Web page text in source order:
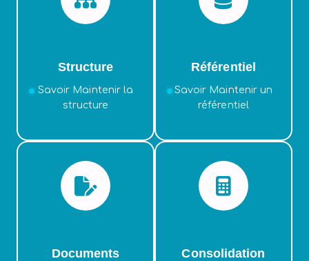
Structure
Savoir Maintenir la
structure
Référentiel
Savoir Maintenir un
référentiel
Documents Consolidation